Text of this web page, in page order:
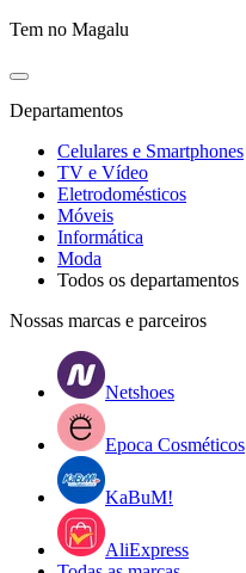
Tem no Magalu
Departamentos
Celulares e Smartphones
TV e Vídeo
Eletrodomésticos
Móveis
Informática
Moda
Todos os departamentos
Nossas marcas e parceiros
Netshoes
Epoca Cosméticos
KaBuM!
AliExpress